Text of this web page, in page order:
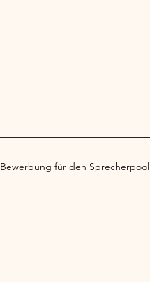
Bewerbung für den Sprecherpool